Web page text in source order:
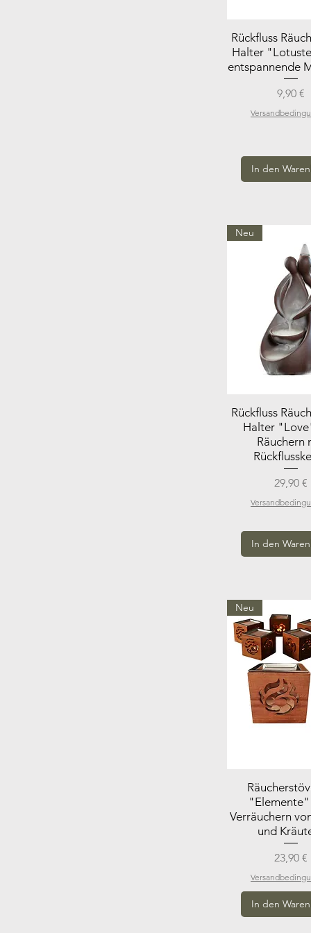
Rückfluss
Halter
entspannende
Preis
9,90 €
In den
Neu
Rückfluss
Halter
Räuchern
Preis
29,90 €
In den
Neu
"Elemente"
Verräuchern
und
Preis
23,90 €
In den